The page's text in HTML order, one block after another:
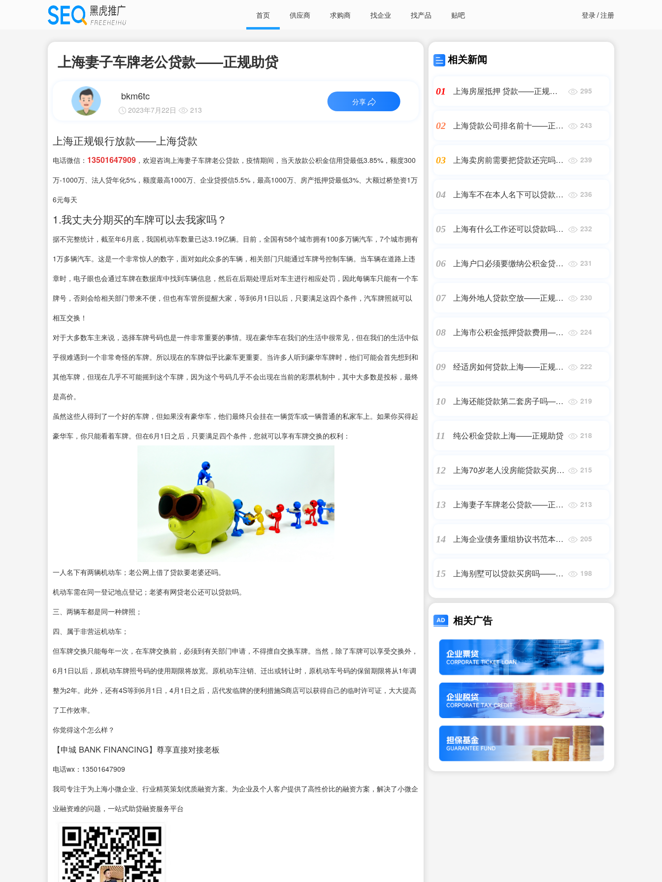
首页 供应商 求购商 找企业 找产品 贴吧 登录/注册
上海妻子车牌老公贷款——正规助贷
bkm6tc
2023年7月22日 213
分享
上海正规银行放款——上海贷款
电话微信： 13501647909 ，欢迎咨询上海妻子车牌老公贷款，疫情期间，当天放款公积金信用贷最低3.85%，额度300
万-1000万、法人贷年化5%，额度最高1000万、企业贷授信5.5%，最高1000万、房产抵押贷最低3%、大额过桥垫资1万
6元每天
1.我丈夫分期买的车牌可以去我家吗？
据不完整统计，截至年6月底，我国机动车数量已达3.19亿辆。目前，全国有58个城市拥有100多万辆汽车，7个城市拥有
1万多辆汽车。这是一个非常惊人的数字，面对如此众多的车辆，相关部门只能通过车牌号控制车辆。当车辆在道路上违
章时，电子眼也会通过车牌在数据库中找到车辆信息，然后在后期处理后对车主进行相应处罚，因此每辆车只能有一个车
牌号，否则会给相关部门带来不便，但也有车管所提醒大家，等到6月1日以后，只要满足这四个条件，汽车牌照就可以
相互交换！
对于大多数车主来说，选择车牌号码也是一件非常重要的事情。现在豪华车在我们的生活中很常见，但在我们的生活中似
乎很难遇到一个非常奇怪的车牌。所以现在的车牌似乎比豪车更重要。当许多人听到豪华车牌时，他们可能会首先想到和
其他车牌，但现在几乎不可能摇到这个车牌，因为这个号码几乎不会出现在当前的彩票机制中，其中大多数是投标，最终
是高价。
虽然这些人得到了一个好的车牌，但如果没有豪华车，他们最终只会挂在一辆货车或一辆普通的私家车上。如果你买得起
豪华车，你只能看着车牌。但在6月1日之后，只要满足四个条件，您就可以享有车牌交换的权利：
一人名下有两辆机动车；老公网上借了贷款要老婆还吗。
机动车需在同一登记地点登记；老婆有网贷老公还可以贷款吗。
三、两辆车都是同一种牌照；
四、属于非营运机动车；
但车牌交换只能每年一次，在车牌交换前，必须到有关部门申请，不得擅自交换车牌。当然，除了车牌可以享受交换外，
6月1日以后，原机动车牌照号码的使用期限将放宽。原机动车注销、迁出或转让时，原机动车号码的保留期限将从1年调
整为2年。此外，还有4S等到6月1日，4月1日之后，店代发临牌的便利措施S商店可以获得自己的临时许可证，大大提高
了工作效率。
你觉得这个怎么样？
【申城 BANK FINANCING】尊享直接对接老板
电话wx：13501647909
我司专注于为上海小微企业、行业精英策划优质融资方案。为企业及个人客户提供了高性价比的融资方案，解决了小微企
业融资难的问题，一站式助贷融资服务平台
相关新闻
01
上海房屋抵押 贷款——正规助
295
02
上海贷款公司排名前十——正规
243
03
上海卖房前需要把贷款还完吗
239
04
上海车不在本人名下可以贷款吗
236
05
上海有什么工作还可以贷款吗
232
06
上海户口必须要缴纳公积金贷款
231
07
上海外地人贷款空放——正规助
230
08
上海市公积金抵押贷款费用——
224
09
经适房如何贷款上海——正规助
222
10
上海还能贷款第二套房子吗——
219
11 纯公积金贷款上海——正规助贷 218
12
上海70岁老人没房能贷款买房么
215
13
上海妻子车牌老公贷款——正规
213
14
上海企业债务重组协议书范本
205
15
上海别墅可以贷款买房吗——正
198
相关广告